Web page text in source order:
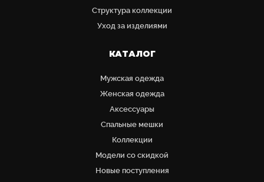
Структура коллекции
Уход за изделиями
КАТАЛОГ
Мужская одежда
Женская одежда
Аксессуары
Cпальные мешки
Коллекции
Модели со скидкой
Новые поступления